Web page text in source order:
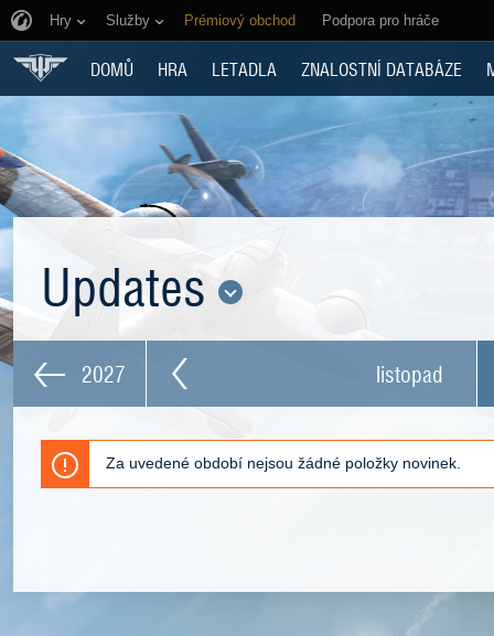
Hry Služby Prémiový obchod Podpora pro hráče
DOMŮ HRA LETADLA ZNALOSTNÍ DATABÁZE
Updates
2027 listopad
Za uvedené období nejsou žádné položky novinek.